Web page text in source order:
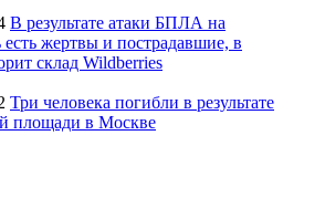
В результате атаки БПЛА на
жертвы и пострадавшие, в
склад Wildberries
Три человека погибли в результате
площади в Москве